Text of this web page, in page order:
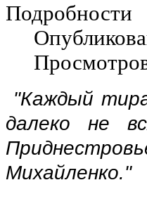
Подробности
"Каждый
далеко не
Михайленко."